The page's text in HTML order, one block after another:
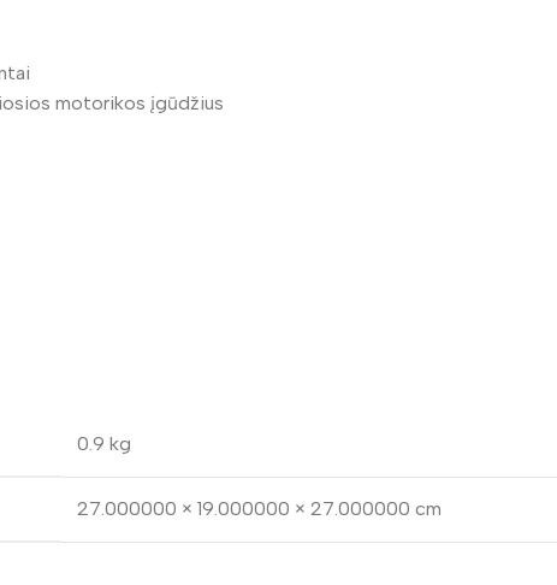
motorikos įgūdžius
0.9 kg
27.000000 × 19.000000 × 27.000000 cm